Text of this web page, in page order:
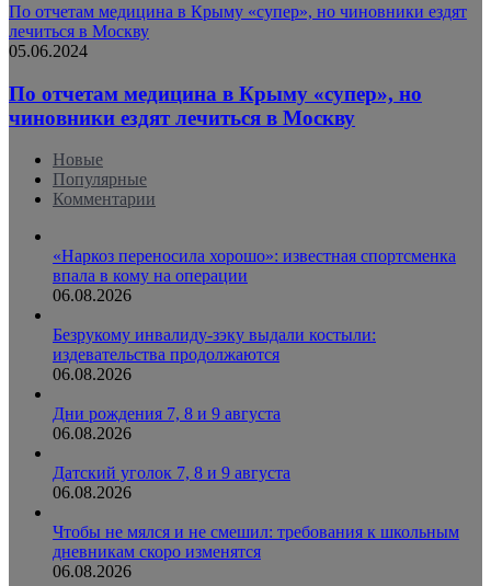
По отчетам медицина в Крыму «супер», но чиновники ездят
лечиться в Москву
05.06.2024
По отчетам медицина в Крыму «супер», но
чиновники ездят лечиться в Москву
Новые
Популярные
Комментарии
«Наркоз переносила хорошо»: известная спортсменка
впала в кому на операции
06.08.2026
Безрукому инвалиду-зэку выдали костыли:
издевательства продолжаются
06.08.2026
Дни рождения 7, 8 и 9 августа
06.08.2026
Датский уголок 7, 8 и 9 августа
06.08.2026
Чтобы не мялся и не смешил: требования к школьным
дневникам скоро изменятся
06.08.2026